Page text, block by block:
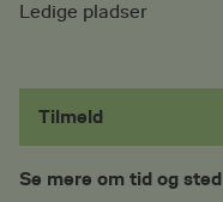
Ledige pladser
Tilmeld
Se mere om tid og sted